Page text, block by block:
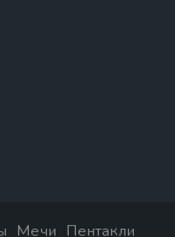
Мечи Пентакли